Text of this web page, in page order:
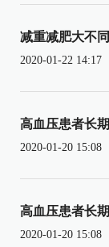
减重减肥大不
2020-01-22 14:17
高血压患者长
2020-01-20 15:08
高血压患者长
2020-01-20 15:08